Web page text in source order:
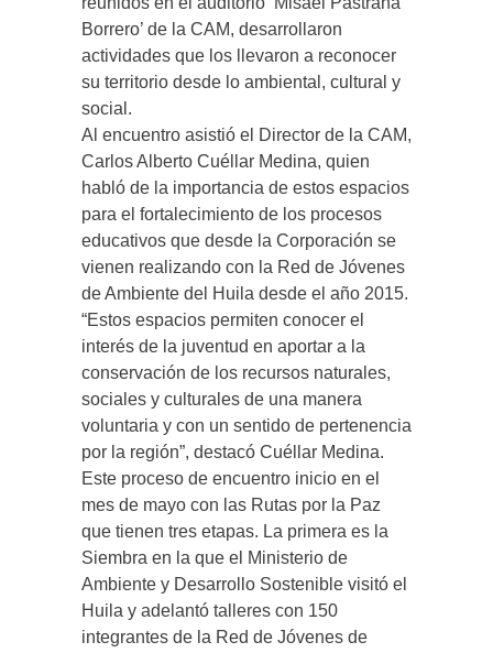
Borrero’ de la CAM, desarrollaron
actividades que los llevaron a reconocer
su territorio desde lo ambiental, cultural y
social.
Al encuentro asistió el Director de la CAM,
Carlos Alberto Cuéllar Medina, quien
habló de la importancia de estos espacios
para el fortalecimiento de los procesos
educativos que desde la Corporación se
vienen realizando con la Red de Jóvenes
de Ambiente del Huila desde el año 2015.
“Estos espacios permiten conocer el
interés de la juventud en aportar a la
conservación de los recursos naturales,
sociales y culturales de una manera
voluntaria y con un sentido de pertenencia
por la región”, destacó Cuéllar Medina.
Este proceso de encuentro inicio en el
mes de mayo con las Rutas por la Paz
que tienen tres etapas. La primera es la
Siembra en la que el Ministerio de
Ambiente y Desarrollo Sostenible visitó el
Huila y adelantó talleres con 150
integrantes de la Red de Jóvenes de